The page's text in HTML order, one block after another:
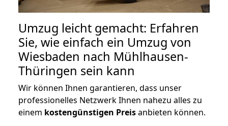
Umzug leicht gemacht: Erfahren
Sie, wie einfach ein Umzug von
Wiesbaden nach Mühlhausen-
Thüringen sein kann
Wir können Ihnen garantieren, dass unser
professionelles Netzwerk Ihnen nahezu alles zu
einem kostengünstigen Preisanbieten können.